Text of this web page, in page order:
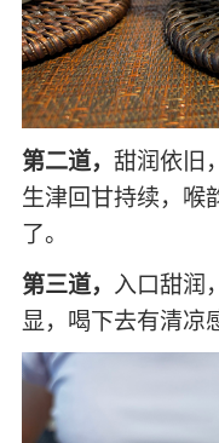
第二道， 甜润依旧
生津回甘持续，喉
了。
第三道， 入口甜润
显，喝下去有清凉